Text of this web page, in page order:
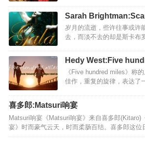
的人，却也有着不普通的梦想。 游走在世界
个角落的人啊，身上背负的
可摧的失眠。累了苦了，倔
尤其是听到中间段，呐喊的
是，这个民族的呐喊，这个
的震撼。一个民族悲壮的呼
Sarah
岁月的流逝，些许往事或许
去，而淡不去的却是斯卡布
令人回首。Scarborough
斯卡布罗集市”），是一首
曲，曾作为第40届奥斯卡获
处的触动。《斯卡布罗集市
的爱情故事：一个参军的男
娘在战争中不幸遇难，但长
Hedy West:Five
《Five hundred miles》称
佳作，重复的旋律，表达了
去往何方？火车不停地走，
里，四百里，五百里，此刻
里。away from home”重复
眷恋。歌词中段叙说游子在
褛、身无分文，这样狼狈，
喜多郎:Matsuri响宴
Matsuri响宴《Matsuri响宴》来自喜多郎(Kitaro)
宴》时而豪气云天，时而柔肠百结。喜多郎这位
了中国传统文化之中的一脉清奇、潇洒、隐逸、